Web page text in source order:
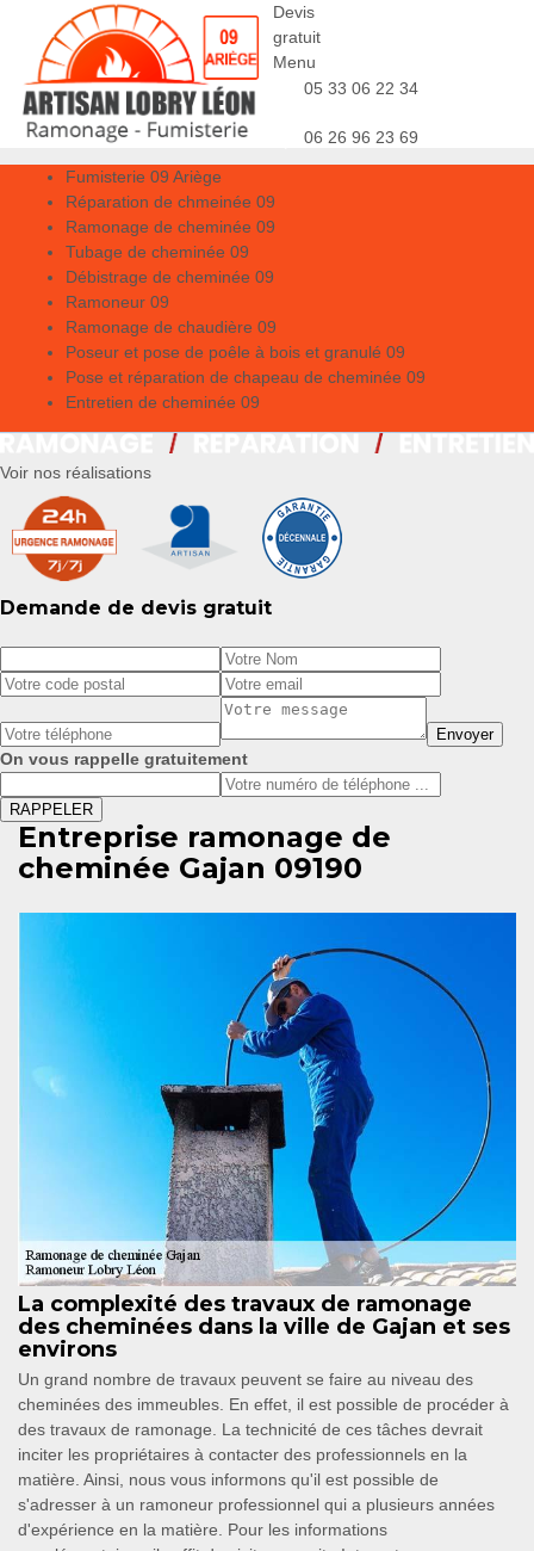
Devis
gratuit
Menu
05 33 06 22 34
06 26 96 23 69
Fumisterie 09 Ariège
Réparation de chmeinée 09
Ramonage de cheminée 09
Tubage de cheminée 09
Débistrage de cheminée 09
Ramoneur 09
Ramonage de chaudière 09
Poseur et pose de poêle à bois et granulé 09
Pose et réparation de chapeau de cheminée 09
Entretien de cheminée 09
Voir nos réalisations
Demande de devis gratuit
On vous rappelle gratuitement
Entreprise ramonage de
cheminée Gajan 09190
La complexité des travaux de ramonage
des cheminées dans la ville de Gajan et ses
environs
Un grand nombre de travaux peuvent se faire au niveau des
cheminées des immeubles. En effet, il est possible de procéder à
des travaux de ramonage. La technicité de ces tâches devrait
inciter les propriétaires à contacter des professionnels en la
matière. Ainsi, nous vous informons qu'il est possible de
s'adresser à un ramoneur professionnel qui a plusieurs années
d'expérience en la matière. Pour les informations